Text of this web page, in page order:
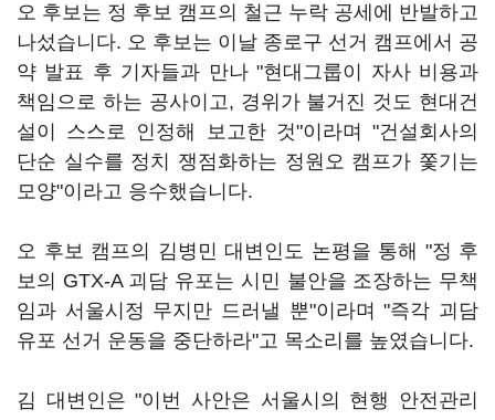
오 후보는 정 후보 캠프의 철근 누락 공세에 반발하고
나섰습니다. 오 후보는 이날 종로구 선거 캠프에서 공
약 발표 후 기자들과 만나 "현대그룹이 자사 비용과
책임으로 하는 공사이고, 경위가 불거진 것도 현대건
설이 스스로 인정해 보고한 것"이라며 "건설회사의
단순 실수를 정치 쟁점화하는 정원오 캠프가 쫓기는
모양"이라고 응수했습니다.
오 후보 캠프의 김병민 대변인도 논평을 통해 "정 후
보의 GTX-A 괴담 유포는 시민 불안을 조장하는 무책
임과 서울시정 무지만 드러낼 뿐"이라며 "즉각 괴담
유포 선거 운동을 중단하라"고 목소리를 높였습니다.
김 대변인은 "이번 사안은 서울시의 현행 안전관리